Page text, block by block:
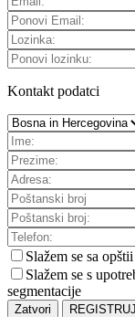
Kontakt podatci
Slažem se sa
Slažem se s
segmentacije
Zatvori